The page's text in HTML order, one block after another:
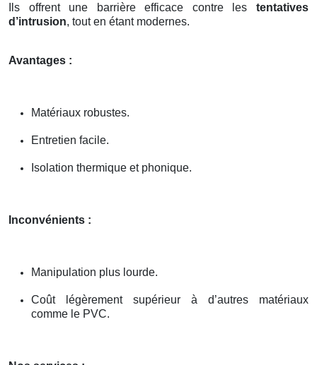
Ils offrent une barrière efficace contre les tentatives
d’intrusion, tout en étant modernes.
Avantages :
Matériaux robustes.
Entretien facile.
Isolation thermique et phonique.
Inconvénients :
Manipulation plus lourde.
Coût légèrement supérieur à d’autres matériaux
comme le PVC.